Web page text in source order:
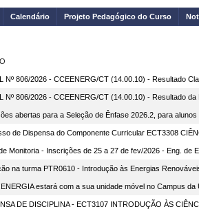
Calendário Projeto Pedagógico do Curso
Nº 806/2026 - CCEENERG/CT (14.00.10) - Resultado
Nº 806/2026 - CCEENERG/CT (14.00.10) - Resultado
abertas para a Seleção de Ênfase 2026.2, para
de Dispensa do Componente Curricular ECT3308
Monitoria - Inscrições de 25 a 27 de fev/2026 - Eng. de
na turma PTR0610 - Introdução às Energias
estará com a sua unidade móvel no Campus
DE DISCIPLINA - ECT3107 INTRODUÇÃO ÀS